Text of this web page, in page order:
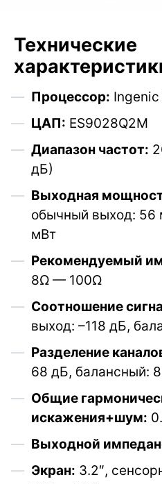
Технические
Процессор: Ingenic
ЦАП: ES9028Q2M
Диапазон частот:
дБ)
Выходная
обычный выход: 56
мВт
Рекомендуемый
8Ω — 100Ω
Соотношение
выход: –118 дБ,
Разделение
68 дБ, балансный:
Общие
искажения+шум:
Выходной
Экран: 3.2″,